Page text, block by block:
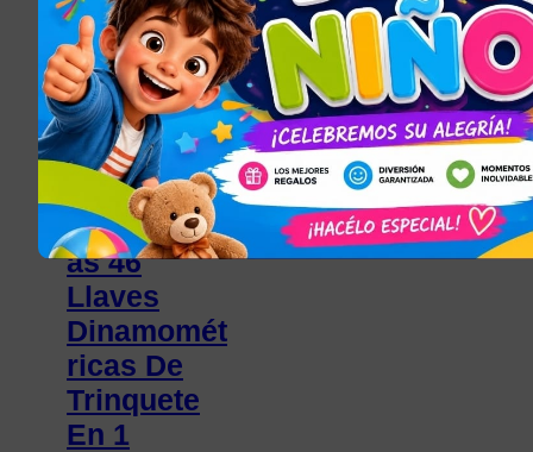
FERRETERÍA Y
HERRAMIENTAS
Caja
Herramient
as 46
Llaves
Dinamomét
ricas De
Trinquete
En 1